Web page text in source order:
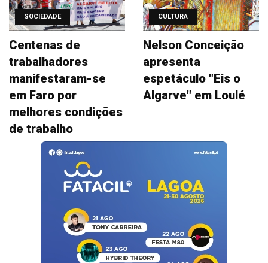
SOCIEDADE
Centenas de
trabalhadores
manifestaram-se
em Faro por
melhores condições
de trabalho
CULTURA
Nelson Conceição
apresenta
espetáculo "Eis o
Algarve" em Loulé